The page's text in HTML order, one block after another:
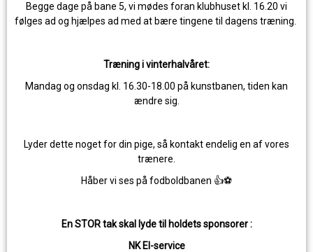
Begge dage på bane 5, vi mødes foran klubhuset kl. 16.20 vi
følges ad og hjælpes ad med at bære tingene til dagens træning.
Træning i vinterhalvåret:
Mandag og onsdag kl. 16.30-18.00 på kunstbanen, tiden kan
ændre sig.
Lyder dette noget for din pige, så kontakt endelig en af ​​vores
trænere.
Håber vi ses på fodboldbanen 👍⚽️
En STOR tak skal lyde til holdets sponsorer :
NK El-service